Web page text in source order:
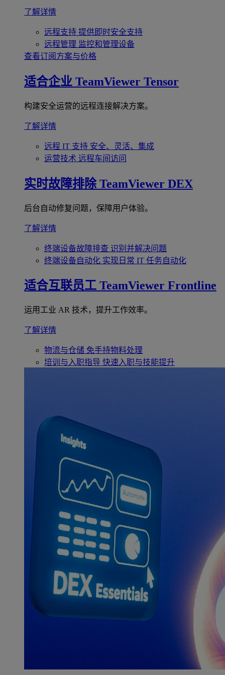
了解详情
远程支持 提供即时安全支持
远程管理 监控和管理设备
查看订阅方案与价格
适合企业 TeamViewer Tensor
构建安全运营的远程连接解决方案。
了解详情
远程 IT 支持 安全、灵活、集成
运营技术 远程车间访问
实时故障排除 TeamViewer DEX
后台自动修复问题，保障用户体验。
了解详情
终端设备故障排查 识别并解决问题
终端设备自动化 实现日常 IT 任务自动化
适合互联员工 TeamViewer Frontline
运用工业 AR 技术，提升工作效率。
了解详情
物流与仓储 免手持物料处理
培训与入职指导 快速入职与技能提升